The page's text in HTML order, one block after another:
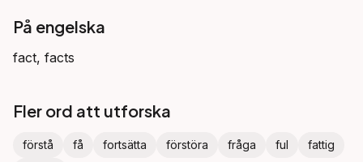
På engelska
fact, facts
Fler ord att utforska
förstå få fortsätta förstöra fråga ful fattig